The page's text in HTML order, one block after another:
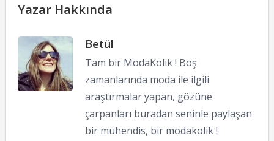
Yazar Hakkında
Betül
Tam bir ModaKolik ! Boş
zamanlarında moda ile ilgili
araştırmalar yapan, gözüne
çarpanları buradan seninle paylaşan
bir mühendis, bir modakolik !